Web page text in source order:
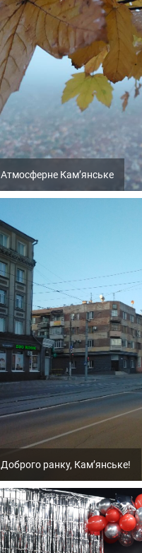
Атмосферне Кам’янське
Доброго ранку, Кам’янське!